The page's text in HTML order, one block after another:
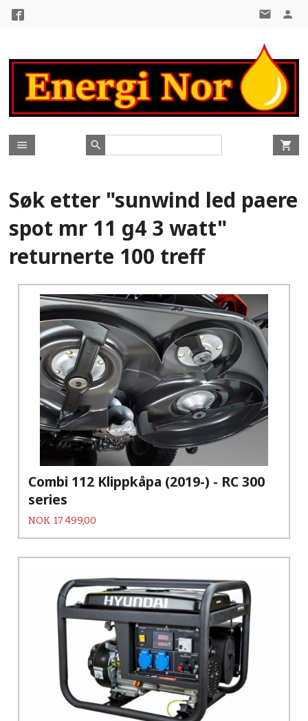
Søk etter "sunwind led paere
spot mr 11 g4 3 watt"
returnerte 100 treff
Combi 112 Klippkåpa (2019-) - RC 300
series
Pris
NOK 17 499,00